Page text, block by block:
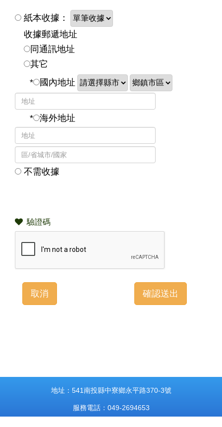
紙本收據：
收據郵遞地址
同通訊地址
其它
*
國內地址
* 海外地址
不需收據
驗證碼
地址：541南投縣中寮鄉永平路370-3號
服務電話：049-2694653